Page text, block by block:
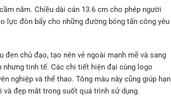
nắm. Chiều dài cán 13.6 cm cho phép người
lực đòn bẩy cho những đường bóng tấn công yêu
chủ đạo, tạo nên vẻ ngoài mạnh mẽ và sang
tinh tế. Các chi tiết hiện đại cùng logo
nghiệp và thể thao. Tông màu này cũng giúp hạn
đẹp mắt trong suốt quá trình sử dụng.